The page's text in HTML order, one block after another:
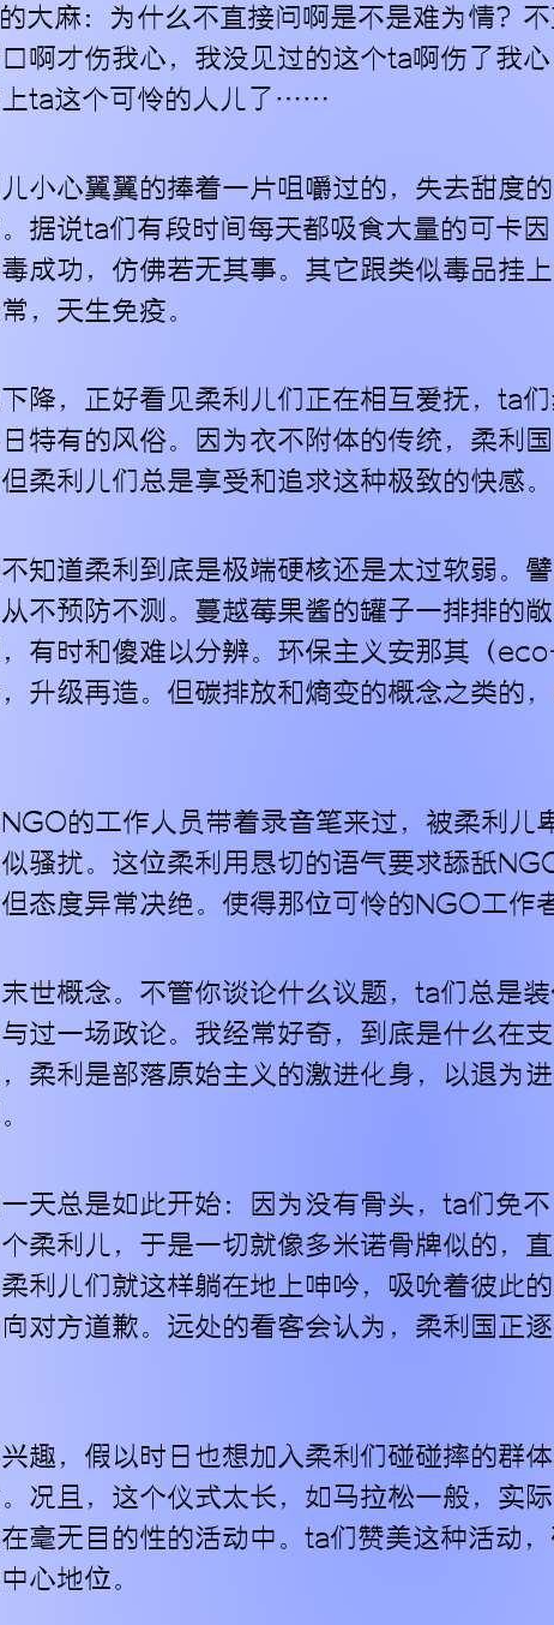
大麻：为什么不直接问啊是不是难为情？
啊才伤我心，我没见过的这个ta啊伤了我
上ta这个可怜的人儿了……
小心翼翼的捧着一片咀嚼过的，失去甜度
据说ta们有段时间每天都吸食大量的可卡
成功，仿佛若无其事。其它跟类似毒品挂
，天生免疫。
降，正好看见柔利儿们正在相互爱抚，ta
特有的风俗。因为衣不附体的传统，柔利
柔利儿们总是享受和追求这种极致的快感。
知道柔利到底是极端硬核还是太过软弱。
不预防不测。蔓越莓果酱的罐子一排排的
有时和傻难以分辨。环保主义安那其（
升级再造。但碳排放和熵变的概念之类的
的工作人员带着录音笔来过，被柔利儿
骚扰。这位柔利用恳切的语气要求舔舐
态度异常决绝。使得那位可怜的NGO工作
世概念。不管你谈论什么议题，ta们总是
过一场政论。我经常好奇，到底是什么在
柔利是部落原始主义的激进化身，以退为
天总是如此开始：因为没有骨头，ta们免
柔利儿，于是一切就像多米诺骨牌似的，
利儿们就这样躺在地上呻吟，吸吮着彼此
对方道歉。远处的看客会认为，柔利国正
趣，假以时日也想加入柔利们碰碰摔的群
况且，这个仪式太长，如马拉松一般，实
毫无目的性的活动中。ta们赞美这种活动
心地位。